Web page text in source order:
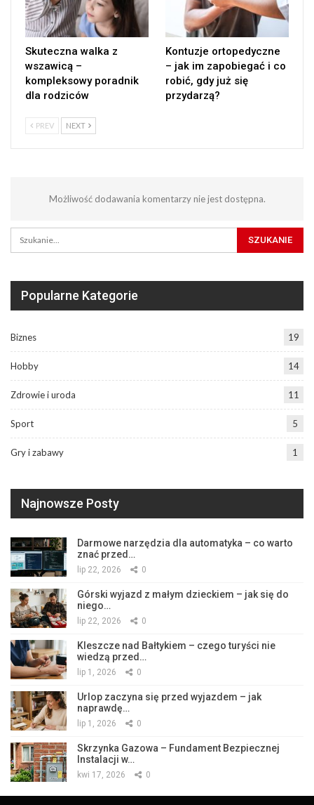
Skuteczna walka z
wszawicą –
kompleksowy poradnik
dla rodziców
Kontuzje ortopedyczne
– jak im zapobiegać i co
robić, gdy już się
przydarzą?
PREV NEXT
Możliwość dodawania komentarzy nie jest dostępna.
Popularne Kategorie
Biznes 19
Hobby 14
Zdrowie i uroda 11
Sport 5
Gry i zabawy 1
Najnowsze Posty
Darmowe narzędzia dla automatyka – co warto
znać przed…
lip 22, 2026 0
Górski wyjazd z małym dzieckiem – jak się do
niego…
lip 22, 2026 0
Kleszcze nad Bałtykiem – czego turyści nie
wiedzą przed…
lip 1, 2026 0
Urlop zaczyna się przed wyjazdem – jak
naprawdę…
lip 1, 2026 0
Skrzynka Gazowa – Fundament Bezpiecznej
Instalacji w…
kwi 17, 2026 0